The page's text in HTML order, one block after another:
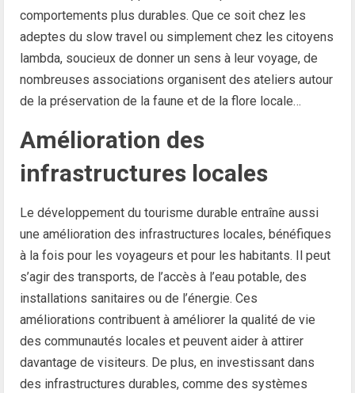
comportements plus durables. Que ce soit chez les
adeptes du slow travel ou simplement chez les citoyens
lambda, soucieux de donner un sens à leur voyage, de
nombreuses associations organisent des ateliers autour
de la préservation de la faune et de la flore locale…
Amélioration des
infrastructures locales
Le développement du tourisme durable entraîne aussi
une amélioration des infrastructures locales, bénéfiques
à la fois pour les voyageurs et pour les habitants. Il peut
s’agir des transports, de l’accès à l’eau potable, des
installations sanitaires ou de l’énergie. Ces
améliorations contribuent à améliorer la qualité de vie
des communautés locales et peuvent aider à attirer
davantage de visiteurs. De plus, en investissant dans
des infrastructures durables, comme des systèmes